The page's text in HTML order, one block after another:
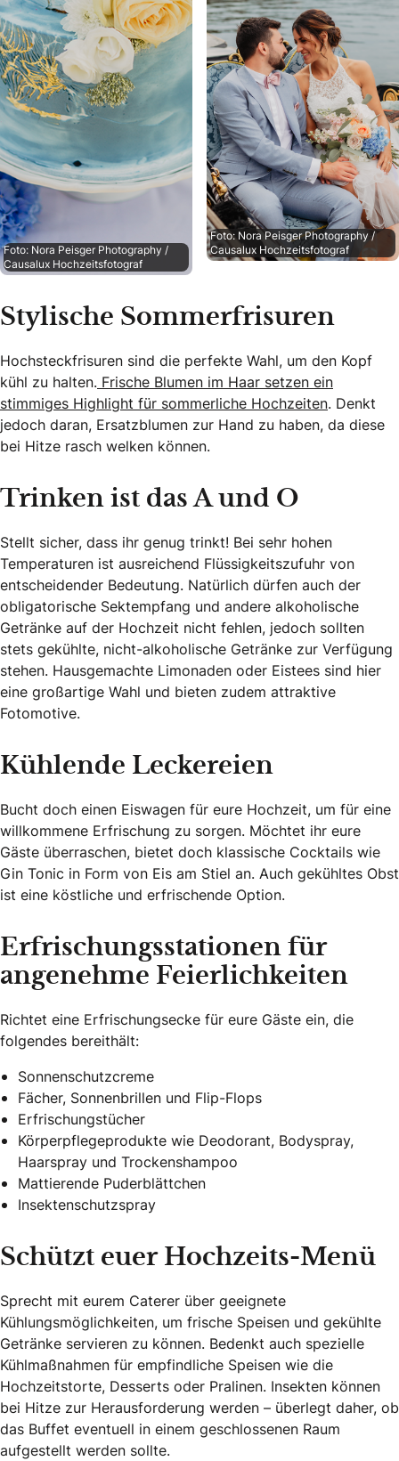
Foto: Nora Peisger Photography /
Causalux Hochzeitsfotograf
Foto: Nora Peisger Photography /
Causalux Hochzeitsfotograf
Stylische Sommerfrisuren
Hochsteckfrisuren sind die perfekte Wahl, um den Kopf
kühl zu halten. Frische Blumen im Haar setzen ein
stimmiges Highlight für sommerliche Hochzeiten. Denkt
jedoch daran, Ersatzblumen zur Hand zu haben, da diese
bei Hitze rasch welken können.
Trinken ist das A und O
Stellt sicher, dass ihr genug trinkt! Bei sehr hohen
Temperaturen ist ausreichend Flüssigkeitszufuhr von
entscheidender Bedeutung. Natürlich dürfen auch der
obligatorische Sektempfang und andere alkoholische
Getränke auf der Hochzeit nicht fehlen, jedoch sollten
stets gekühlte, nicht-alkoholische Getränke zur Verfügung
stehen. Hausgemachte Limonaden oder Eistees sind hier
eine großartige Wahl und bieten zudem attraktive
Fotomotive.
Kühlende Leckereien
Bucht doch einen Eiswagen für eure Hochzeit, um für eine
willkommene Erfrischung zu sorgen. Möchtet ihr eure
Gäste überraschen, bietet doch klassische Cocktails wie
Gin Tonic in Form von Eis am Stiel an. Auch gekühltes Obst
ist eine köstliche und erfrischende Option.
Erfrischungsstationen für
angenehme Feierlichkeiten
Richtet eine Erfrischungsecke für eure Gäste ein, die
folgendes bereithält:
Sonnenschutzcreme
Fächer, Sonnenbrillen und Flip-Flops
Erfrischungstücher
Körperpflegeprodukte wie Deodorant, Bodyspray,
Haarspray und Trockenshampoo
Mattierende Puderblättchen
Insektenschutzspray
Schützt euer Hochzeits-Menü
Sprecht mit eurem Caterer über geeignete
Kühlungsmöglichkeiten, um frische Speisen und gekühlte
Getränke servieren zu können. Bedenkt auch spezielle
Kühlmaßnahmen für empfindliche Speisen wie die
Hochzeitstorte, Desserts oder Pralinen. Insekten können
bei Hitze zur Herausforderung werden – überlegt daher, ob
das Buffet eventuell in einem geschlossenen Raum
aufgestellt werden sollte.